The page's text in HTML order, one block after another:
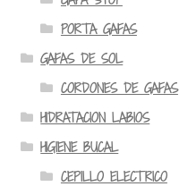
PORTA GAFAS
GAFAS DE SOL
CORDONES DE GAFAS
HIDRATACION LABIOS
HIGIENE BUCAL
CEPILLO ELECTRICO